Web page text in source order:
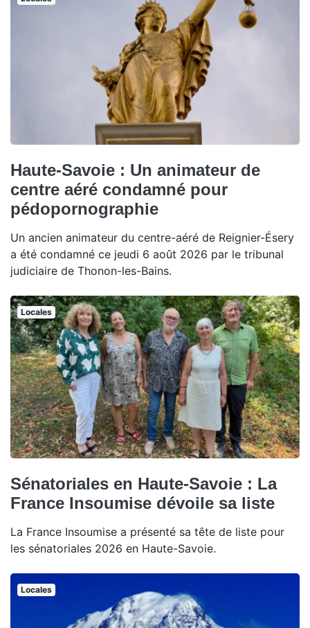
Haute-Savoie : Un animateur de
centre aéré condamné pour
pédopornographie
Un ancien animateur du centre-aéré de Reignier-Ésery
a été condamné ce jeudi 6 août 2026 par le tribunal
judiciaire de Thonon-les-Bains.
Locales
Sénatoriales en Haute-Savoie : La
France Insoumise dévoile sa liste
La France Insoumise a présenté sa tête de liste pour
les sénatoriales 2026 en Haute-Savoie.
Locales